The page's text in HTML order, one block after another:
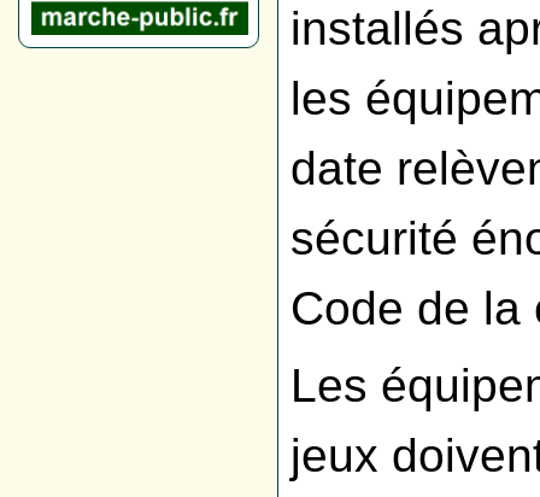
installés
les
date
sécurité
Code de la
Les
jeux